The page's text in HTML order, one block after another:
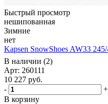
Быстрый просмотр
нешипованная
Зимние
нет
Kapsen SnowShoes AW33
В наличии (2)
Арт: 260111
10 227 руб.
-
+
В корзину